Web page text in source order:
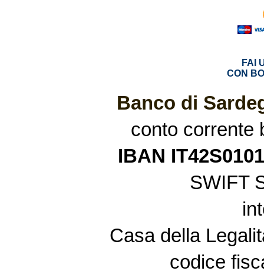
FAI
CON
Banco di
conto corrente
IBAN
SWIFT
Casa della
codice